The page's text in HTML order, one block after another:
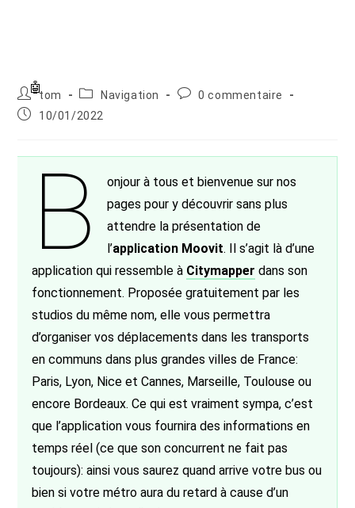
Auteur/autrice
de
la
tom
PostNavigation
Commentaires
0 commentaire
Publication
10/01/2022
B
onjour à tous et bienvenue sur nos
pages pour y découvrir sans plus
attendre la présentation de
l’application Moovit. Il s’agit là d’une
application qui ressemble à Citymapper dans son
fonctionnement. Proposée gratuitement par les
studios du même nom, elle vous permettra
d’organiser vos déplacements dans les transports
en communs dans plus grandes villes de France:
Paris, Lyon, Nice et Cannes, Marseille, Toulouse ou
encore Bordeaux. Ce qui est vraiment sympa, c’est
que l’application vous fournira des informations en
temps réel (ce que son concurrent ne fait pas
toujours): ainsi vous saurez quand arrive votre bus ou
bien si votre métro aura du retard à cause d’un